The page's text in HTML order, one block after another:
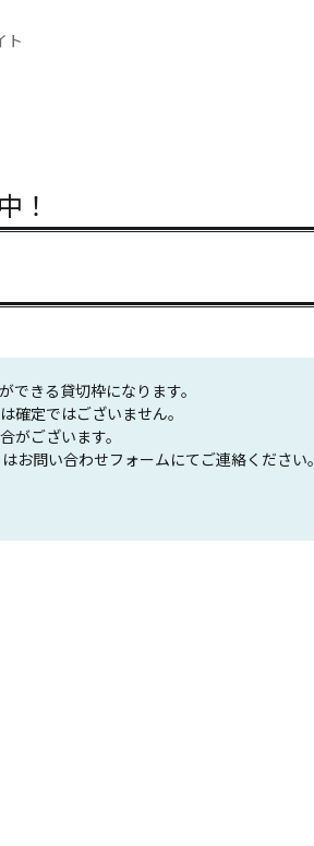
ト
！
できる貸切枠になります。
確定ではございません。
がございます。
お問い合わせフォームにてご連絡ください。